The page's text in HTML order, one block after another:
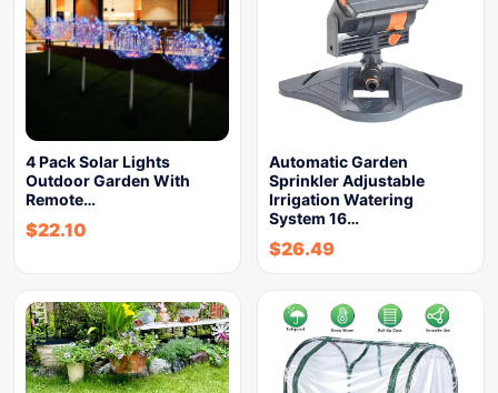
4 Pack Solar Lights
Outdoor Garden With
Remote…
$22.10
Automatic Garden
Sprinkler Adjustable
Irrigation Watering
System 16…
$26.49